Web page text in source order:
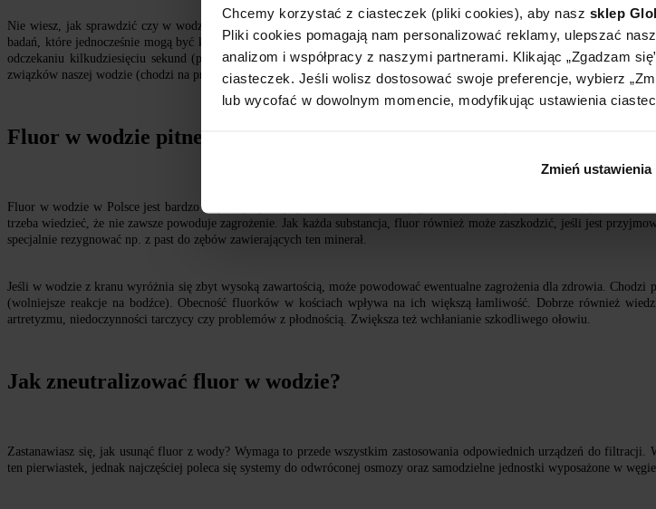
Chcemy korzystać z ciasteczek (pliki cookies), aby nasz sklep
Pliki cookies pomagają nam personalizować reklamy, ulepszać
analizom i współpracy z naszymi partnerami. Klikając „Zgadzam
ciasteczek. Jeśli wolisz dostosować swoje preferencje, wybierz
lub wycofać w dowolnym momencie, modyfikując ustawienia
Zmień ustawienia
Nie wiesz, jak sprawdzić czy w wodzie jest fluor? Najlepszym rozwiązaniem jest pobranie próbki, a następnie oddanie jej
badań, które jednocześnie mogą być kosztowne. Z tego powodu dobrym pomysłem jest test na fluor w wodzie. Zwykle
odczekaniu kilkudziesięciu sekund (prawdopodobnie) zmieni kolor na barwę określoną przez producenta. Co ciekawe,
związków naszej wodzie (chodzi na przykład o żelazo, miedź) oraz jej parametrach odnośnie twardości, pH czy alkaliczności.
Fluor w wodzie pitnej w Polsce - czy jest szkodliwy?
Fluor w wodzie w Polsce jest bardzo często spotykany, jednak o co chodzi z jego szkodliwością? Ostatnimi czasy wiele
trzeba wiedzieć, że nie zawsze powoduje zagrożenie. Jak każda substancja, fluor również może zaszkodzić, jeśli jest
specjalnie rezygnować np. z past do zębów zawierających ten minerał.
Jeśli w wodzie z kranu wyróżnia się zbyt wysoką zawartością, może powodować ewentualne zagrożenia dla zdrowia. Chodzi
(wolniejsze reakcje na bodźce). Obecność fluorków w kościach wpływa na ich większą łamliwość. Dobrze również
artretyzmu, niedoczynności tarczycy czy problemów z płodnością. Zwiększa też wchłanianie szkodliwego ołowiu.
Jak zneutralizować fluor w wodzie?
Zastanawiasz się, jak usunąć fluor z wody? Wymaga to przede wszystkim zastosowania odpowiednich urządzeń do
ten pierwiastek, jednak najczęściej poleca się systemy do odwróconej osmozy oraz samodzielne jednostki wyposażone w